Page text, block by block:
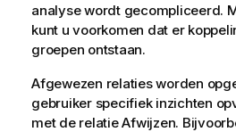
analyse wordt gecompliceerd.
kunt u voorkomen dat er
groepen ontstaan.
Afgewezen relaties worden
gebruiker specifiek inzichten
met de relatie Afwijzen.